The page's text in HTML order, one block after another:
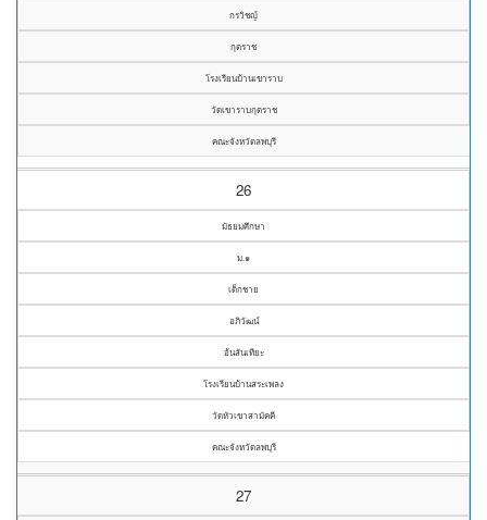
กรวิชญ์
กุตราช
โรงเรียนบ้านเขาราบ
วัดเขาราบกุตราช
คณะจังหวัดลพบุรี
26
มัธยมศึกษา
ม.๑
เด็กชาย
อภิวัฒน์
อ้นสันเทียะ
โรงเรียนบ้านสระเพลง
วัดหัวเขาสามัคคี
คณะจังหวัดลพบุรี
27